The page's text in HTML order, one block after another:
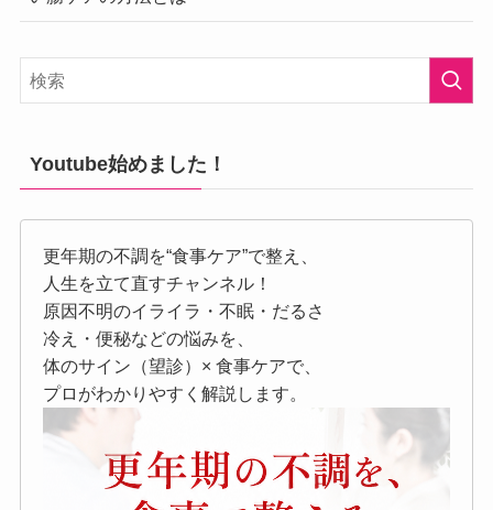
Youtube始めました！
更年期の不調を“食事ケア”で整え、
人生を立て直すチャンネル！
原因不明のイライラ・不眠・だるさ
冷え・便秘などの悩みを、
体のサイン（望診）× 食事ケアで、
プロがわかりやすく解説します。